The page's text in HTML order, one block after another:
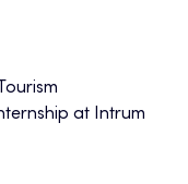
at Intrum